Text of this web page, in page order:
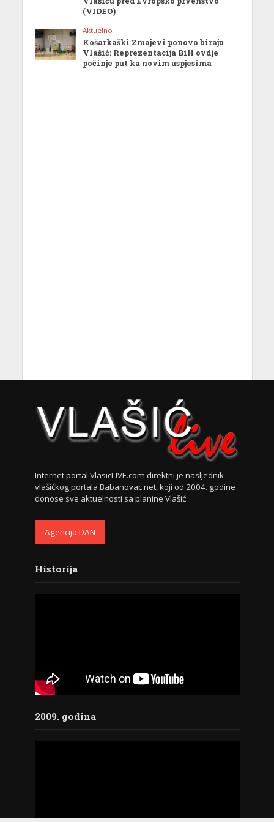
(VIDEO)
Aktuelno
Košarkaški Zmajevi ponovo biraju
Vlašić: Reprezentacija BiH ovdje
počinje put ka novim uspjesima
Internet portal VlasicLIVE.com direktni je nasljednik
vlašićkog portala Babanovac.net, koji od 2004. godine
donose sve aktuelnosti sa planine Vlašić
Agencija DAN
Historija
2009. godina